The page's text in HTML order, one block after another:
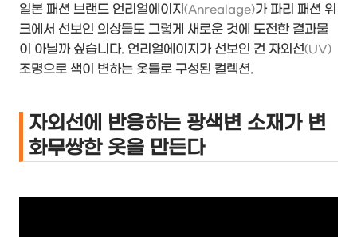
일본 패션 브랜드 언리얼에이지 (Anrealage)가 파리 패션 위
크에서 선보인 의상들도 그렇게 새로운 것에 도전한 결과물
이 아닐까 싶습니다. 언리얼에이지가 선보인 건 자외선(UV)
조명으로 색이 변하는 옷들로 구성된 컬렉션.
자외선에 반응하는 광색변 소재가 변
화무쌍한 옷을 만든다